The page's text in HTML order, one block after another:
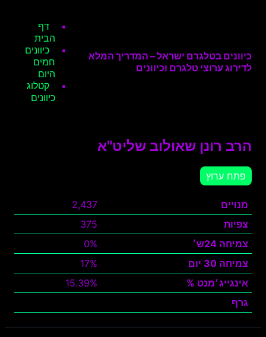
כיוונים בטלגרם ישראל – המדריך המלא
לדירוג ערוצי טלגרם וכיוונים
דף
הבית
כיוונים
חמים
היום
קטלוג
כיוונים
הרב רונן שאולוב שליט"א
פתח ערוץ
מנויים
2,437
צפיות
375
צמיחה 24ש׳
0%
צמיחה 30 יום
17%
אינגייג׳מנט %
15.39%
גרף